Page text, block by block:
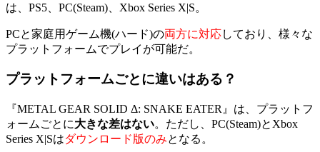
は、PS5、PC(Steam)、Xbox Series X|S。
PCと家庭用ゲーム機(ハード)の両方に対応しており、様々な
プラットフォームでプレイが可能だ。
プラットフォームごとに違いはある？
『METAL GEAR SOLID Δ: SNAKE EATER』は、プラットフ
ォームごとに大きな差はない。ただし、PC(Steam)とXbox
Series X|Sはダウンロード版のみとなる。